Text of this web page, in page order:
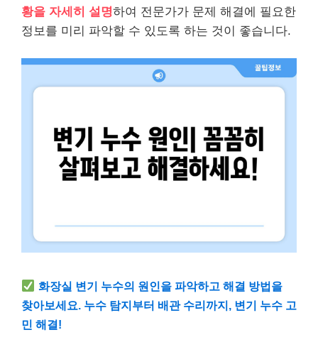
황을 자세히 설명하여 전문가가 문제 해결에 필요한
정보를 미리 파악할 수 있도록 하는 것이 좋습니다.
화장실 변기 누수의 원인을 파악하고 해결 방법을
찾아보세요. 누수 탐지부터 배관 수리까지, 변기 누수 고
민 해결!